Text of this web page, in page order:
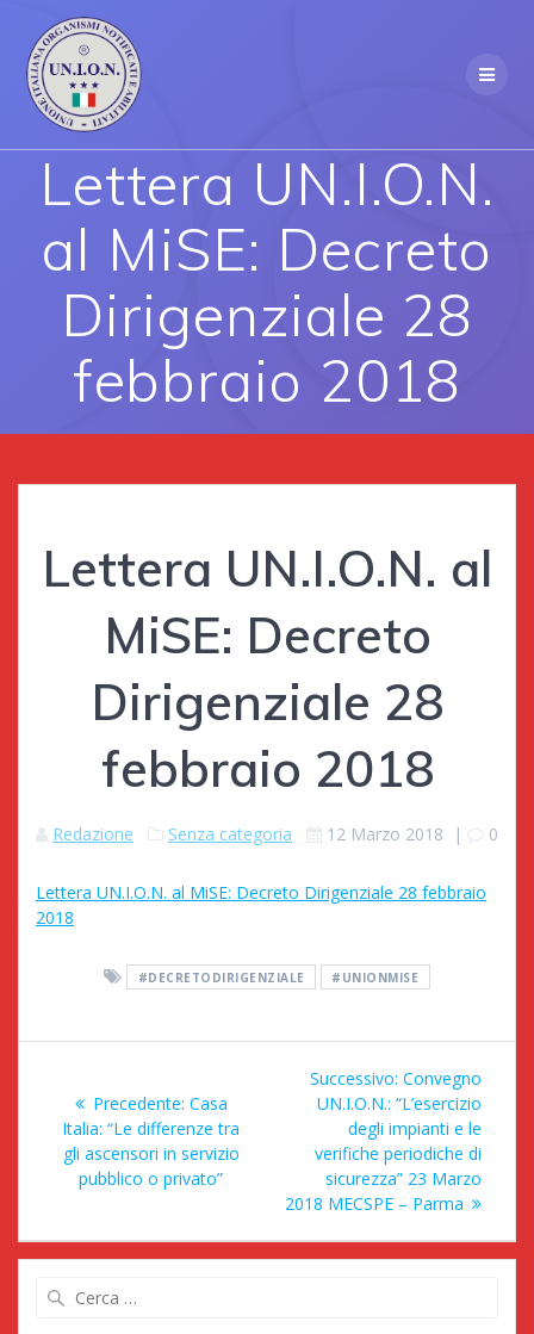
Lettera UN.I.O.N.
al MiSE: Decreto
Dirigenziale 28
febbraio 2018
Lettera UN.I.O.N. al
MiSE: Decreto
Dirigenziale 28
febbraio 2018
Redazione Senza categoria 12 Marzo 2018 | 0
Lettera UN.I.O.N. al MiSE: Decreto Dirigenziale 28 febbraio
2018
#DECRETODIRIGENZIALE #UNIONMISE
articoliPrecedente: Articolo
precedente:
Casa
Italia: “Le differenze tra
gli ascensori in servizio
pubblico o privato”
Successivo: Articolo
successivo:
Convegno
UN.I.O.N.: “L’esercizio
degli impianti e le
verifiche periodiche di
sicurezza” 23 Marzo
2018 MECSPE – Parma